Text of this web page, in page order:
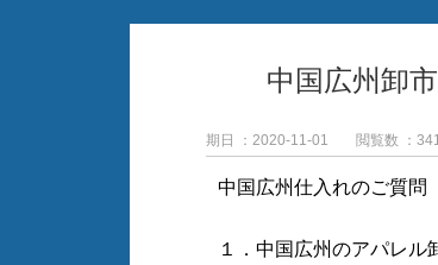
中国広州卸
期日 ：2020-11-01 閲覧数 ：
中国広州仕入れのご質問
１．中国広州のアパレル